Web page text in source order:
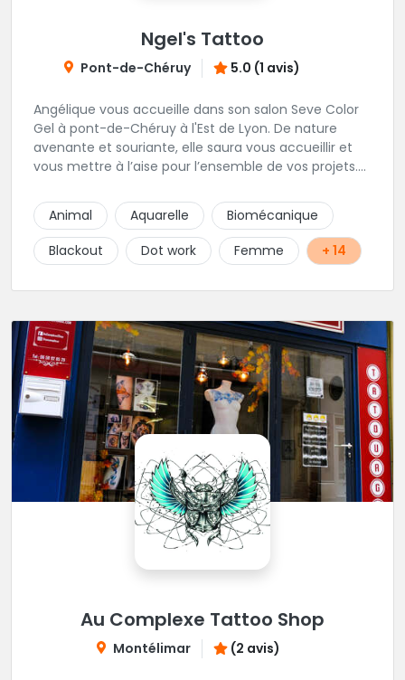
Ngel's Tattoo
Pont-de-Chéruy 5.0 (1 avis)
Angélique vous accueille dans son salon Seve Color
Gel à pont-de-Chéruy à l'Est de Lyon. De nature
avenante et souriante, elle saura vous accueillir et
vous mettre à l’aise pour l’ensemble de vos projets.
tatouages allant des calligraphies, motifs floraux au
réalisme.
Animal Aquarelle
Biomécanique
Blackout
Dot work Femme + 14
Au Complexe Tattoo Shop
Montélimar (2 avis)